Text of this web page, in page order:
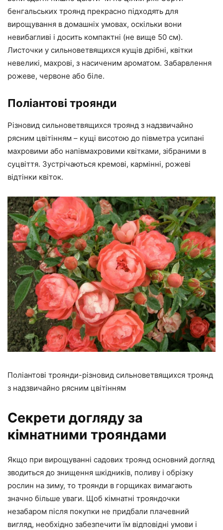
бенгальських троянд прекрасно підходять для
вирощування в домашніх умовах, оскільки вони
невибагливі і досить компактні (не вище 50 см).
Листочки у сильноветвящихся кущів дрібні, квітки
невеликі, махрові, з насиченим ароматом. Забарвлення
рожеве, червоне або біле.
Поліантові троянди
Різновид сильноветвящихся троянд з надзвичайно
рясним цвітінням – кущі висотою до півметра усипані
махровими або напівмахровими квітками, зібраними в
суцвіття. Зустрічаються кремові, кармінні, рожеві
відтінки квіток.
Поліантові троянди-різновид сильноветвящихся троянд
з надзвичайно рясним цвітінням
Секрети догляду за
кімнатними трояндами
Якщо при вирощуванні садових троянд основний догляд
зводиться до знищення шкідників, поливу і обрізку
рослин на зиму, то троянди в горщиках вимагають
значно більше уваги. Щоб кімнатні трояндочки
незабаром після покупки не придбали плачевний
вигляд, необхідно забезпечити їм відповідні умови і